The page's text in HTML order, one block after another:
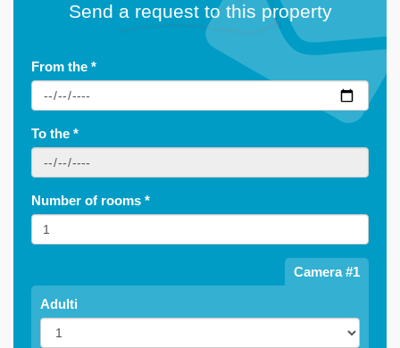
Send a request to this property
From the *
To the *
Number of rooms *
Camera #1
Adulti